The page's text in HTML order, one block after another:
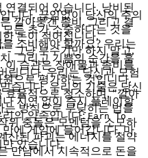
결되어 있습니다. 낭비된
깔아뭉갠 좀비, 그리고 결
돈이 적어집니다.
- 그냥 부수기만 하지 말고,
이 습관은 장애물과 좀비를
으로 평가하는 것입니다.
효율적으로 청소하며, "깔아
방식으로 부딪히는 법을
위 충돌은 모멘텀을 소모하
산된 파괴는 에너지를 절약
만남에서 지속적으로 돈을
니다. 끊임없이 당신의 주의
든 초가 소중하다는 것을
소비해야 할까요? 우리는
, 그리고 기쁨의 순간을 훔
립니다. 우리는 당신과 모험
습니다. 우리의 기술은 당신
지연 없이 즉시 플레이할
리의 약속입니다:Earn To
에 게임에 들어갑니다. 마
있습니다.